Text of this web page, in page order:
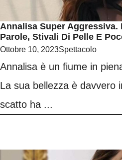
Annalisa Super Aggressiva.
Parole, Stivali Di Pelle E
Ottobre 10, 2023Spettacolo
Annalisa è un fiume in
La sua bellezza è davvero
scatto ha ...